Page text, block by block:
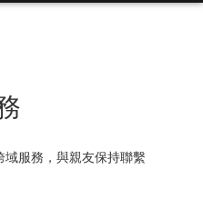
域服務，與親友保持聯繫